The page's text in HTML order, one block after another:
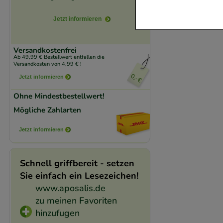
verzichtet werden
Jetzt informieren
Versandkostenfrei
Ab 49,99 € Bestellwert entfallen die
Versandkosten von 4,99 € !
Jetzt informieren
Ohne Mindestbestellwert!
Mögliche Zahlarten
Jetzt informieren
Schnell griffbereit - setzen
Sie einfach ein Lesezeichen!
www.aposalis.de
zu meinen Favoriten
hinzufugen